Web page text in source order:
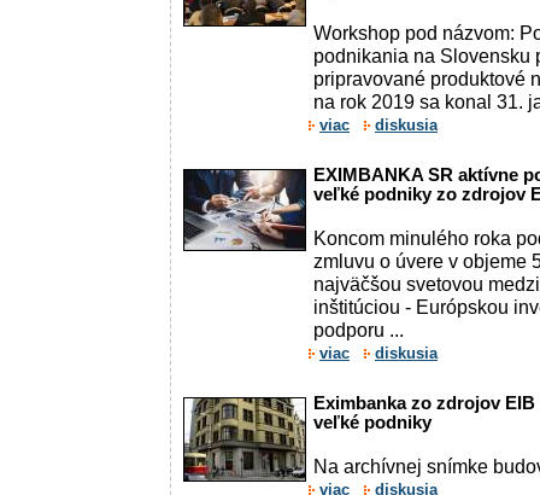
Workshop pod názvom:
podnikania na Slovensku
pripravované produktové
na rok 2019 sa konal 31.
viac diskusia
EXIMBANKA SR aktívne
veľké podniky zo zdrojov
Koncom minulého roka
zmluvu o úvere v objeme
najväčšou svetovou
inštitúciou - Európskou
podporu ...
viac diskusia
Eximbanka zo zdrojov
veľké podniky
Na archívnej snímke
viac diskusia